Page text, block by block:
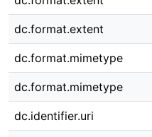
dc.format.extent
dc.format.mimetype
dc.format.mimetype
dc.identifier.uri